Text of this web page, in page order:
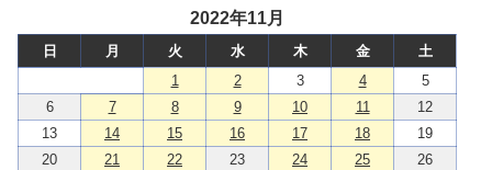
2022年11月
日 月 火 水 木 金
土
1
2 3 4
5
6
7 8 9 10 11
12
13
14 15 16 17 18
19
20
21 22 23 24 25
26